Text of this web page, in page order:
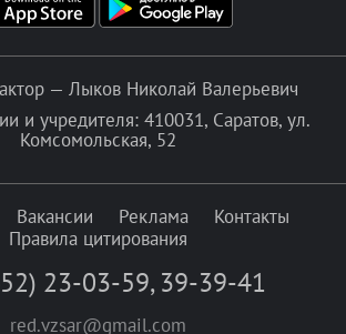
— Лыков Николай Валерьевич
и учредителя: 410031, Саратов, ул.
Комсомольская, 52
Вакансии Реклама
Контакты
Правила цитирования
23-03-59, 39-39-41
red.vzsar@gmail.com